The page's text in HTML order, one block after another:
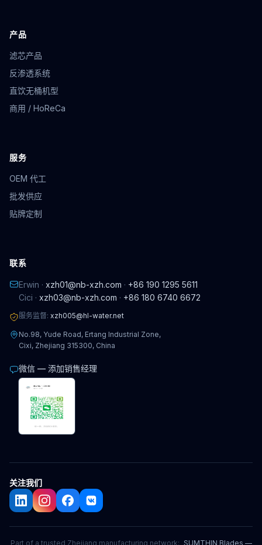
产品
滤芯产品
反渗透系统
直饮无桶机型
商用 / HoReCa
服务
OEM 代工
批发供应
贴牌定制
联系
Erwin · xzh01@nb-xzh.com · +86 190 1295 5611
Cici · xzh03@nb-xzh.com · +86 180 6740 6672
服务监督: xzh005@hl-water.net
No.98, Yude Road, Ertang Industrial Zone,
Cixi, Zhejiang 315300, China
微信 — 添加销售经理
关注我们
Part of a trusted Zhejiang manufacturing network: SUMTHIN Blades —